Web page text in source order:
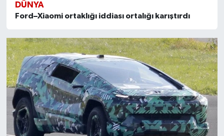
DÜNYA
Ford–Xiaomi ortaklığı iddiası ortalığı karıştırdı